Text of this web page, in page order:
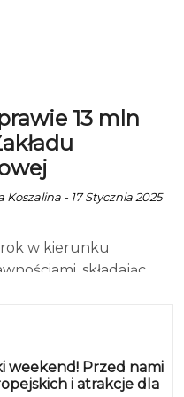
weekend! Przed nami
i atrakcje dla
13 mln
- 17 Stycznia 2025
w kierunku
składając
Zawodowej w
we współpracy z
ma na celu stworzenie
i rehabilitacji